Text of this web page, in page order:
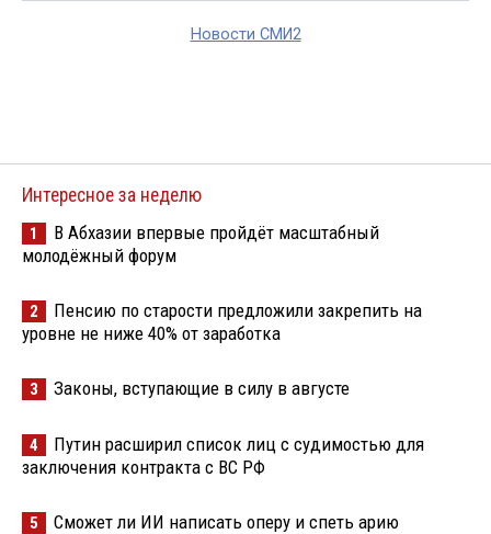
Новости СМИ2
Интересное за неделю
1
В Абхазии впервые пройдёт масштабный
молодёжный форум
2
Пенсию по старости предложили закрепить на
уровне не ниже 40% от заработка
3 Законы, вступающие в силу в августе
4
Путин расширил список лиц с судимостью для
заключения контракта с ВС РФ
5 Сможет ли ИИ написать оперу и спеть арию